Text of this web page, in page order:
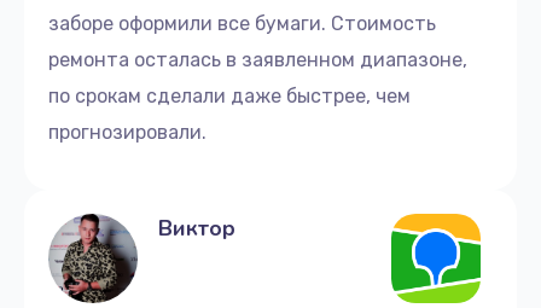
заборе оформили все бумаги. Стоимость
ремонта осталась в заявленном диапазоне,
по срокам сделали даже быстрее, чем
прогнозировали.
Виктор